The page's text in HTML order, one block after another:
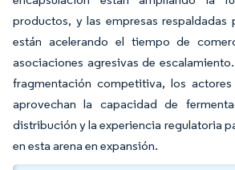
productos, y las empresas
están acelerando el tiempo de
asociaciones agresivas de
fragmentación competitiva, los
aprovechan la capacidad de
distribución y la experiencia regulatoria
en esta arena en expansión.